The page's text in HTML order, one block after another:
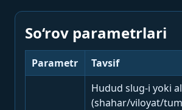
So‘rov parametrlari
Parametr Tavsif
Hudud slug-i yoki
(shahar/viloyat/